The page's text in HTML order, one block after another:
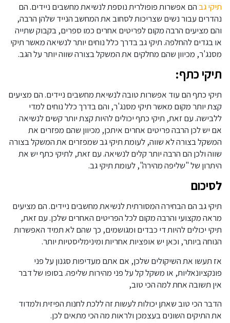
תיקי גבהם אפשרות פופולרית נוספת לנשיאת מחשבים ניידים. הם
נהדרים עבור נשים שצריכות לסחוב את המחשב הנייד שלהן הרבה,
והם מציעים הרבה מקום לפריטים אחרים כמו ספרים, בקבוק שתייה
או בגדים להחלפה. תיקי גב בדרך כלל נוחים יותר לנשיאה מאשר תיקי
מסנג'ר, מכיוון שהם מחלקים את המשקל בצורה שווה יותר על הגב.
תיקי כתף:
תיקי כתף הם עוד אפשרות טובה לנשיאת מחשבים ניידים. הם מציעים
קצת יותר מקום מאשר תיקי מסנג'ר, והם בדרך כלל נוחים למדי
ללבישה. עם זאת, תיקי כתף יכולים להיות קצת יותר קשים לנשיאה
אם ​​יש לכן הרבה פריטים אחרים איתכן, מכיוון שהם מפזרים את
המשקל בצורה לא שווה, לעומת תיקי גב שמפזרים את המשקל בצורה
שווה ולכן הם הרבה יותר קלים לנשיאה. עם זאת, לתיקי כתף יש את
היתרון של "שליפה מהירה", לעומת תיקי גב.
לסיכום
תיקי גב הם הבחירה המסורתית לנשיאת מחשבים ניידים. הם מציעים
מראה מקצועי והרבה מקום לכל הפריטים האחרים שלכן. עם זאת,
תיקי יכולים להיות די כבדים ומגושמים, כך שהם לא תמיד האפשרות
הנוחה ביותר, וכאן יש אופציות אחריות ומינימליסטיות יותר.
אז תעשו את השיקולים שלכן, אם אתם מעדיפות סגנון על פני
פונקציונאליות, או משקל קל על פני מהירות שליפה. בסופו של דבר
אין תשובה אחת למה הכי טוב,
הדבר הכי טוב שאתן יכולות לעשות זה ללכת לחנות הפיזית ולמדוד
את התיקים השונים בעצמכן ולראות מה הכי מתאים לכן.